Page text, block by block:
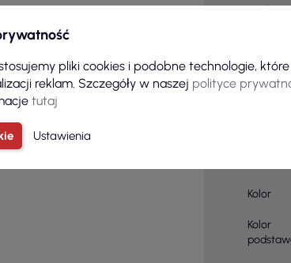
Metka
Zabiegi
Kolor
Kolor
pliki cookies i podobne technologie,
reklam. Szczegóły w naszej polityce
tutaj
Ustawienia